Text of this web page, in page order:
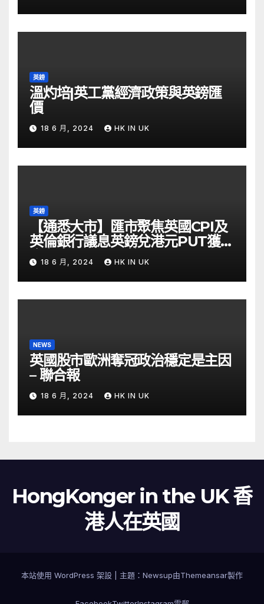
英鎊
溫灼培|英工黨經濟政策與英鎊匯
價
18 6 月, 2024 HK IN UK
英鎊
【通悉大市】匯市聚焦英國CPI及
英倫銀行議息英鎊兌港元PUT獲資
金留意 – Now 財經
18 6 月, 2024 HK IN UK
NEWS
英國股市歐洲奪冠政治穩定是主因
– 聯合報
18 6 月, 2024 HK IN UK
HongKonger in the UK 香
港人在英國
本站使用 WordPress 架設 主題： Newsup由Themeansar製作